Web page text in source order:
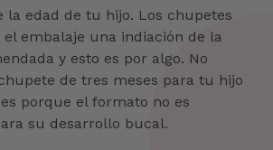
la edad de tu hijo. Los chupetes
embalaje una indiación de la
y esto es por algo. No
de tres meses para tu hijo
porque el formato no es
su desarrollo bucal.